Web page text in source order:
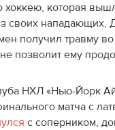
которая
своих нападающих,
получил травму
позволит ему
НХЛ «Нью-Йорк
матча с
с соперником,